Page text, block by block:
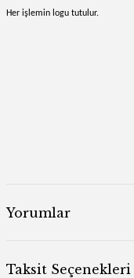
Her işlemin logu tutulur.
Yorumlar
Taksit Seçenekleri